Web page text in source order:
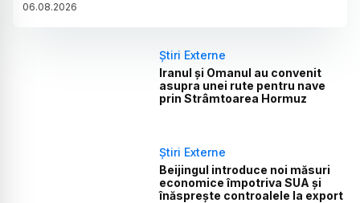
06.08.2026
Știri Externe
Iranul și Omanul au convenit
asupra unei rute pentru nave
prin Strâmtoarea Hormuz
Știri Externe
Beijingul introduce noi măsuri
economice împotriva SUA și
înăsprește controalele la export